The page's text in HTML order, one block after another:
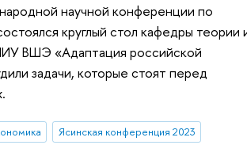
научной конференции по
круглый стол кафедры теории
ВШЭ «Адаптация российской
задачи, которые стоят перед
Ясинская конференция 2023